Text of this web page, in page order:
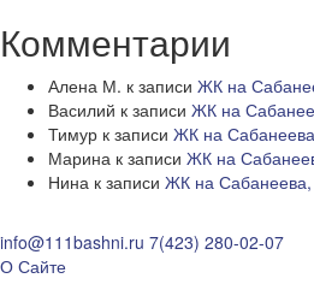
Комментарии
Алена М. к записи ЖК на
Василий к записи ЖК на
Тимур к записи ЖК на
Марина к записи ЖК на
Нина к записи ЖК на
info@111bashni.ru 7(423) 280-02-07
О Сайте